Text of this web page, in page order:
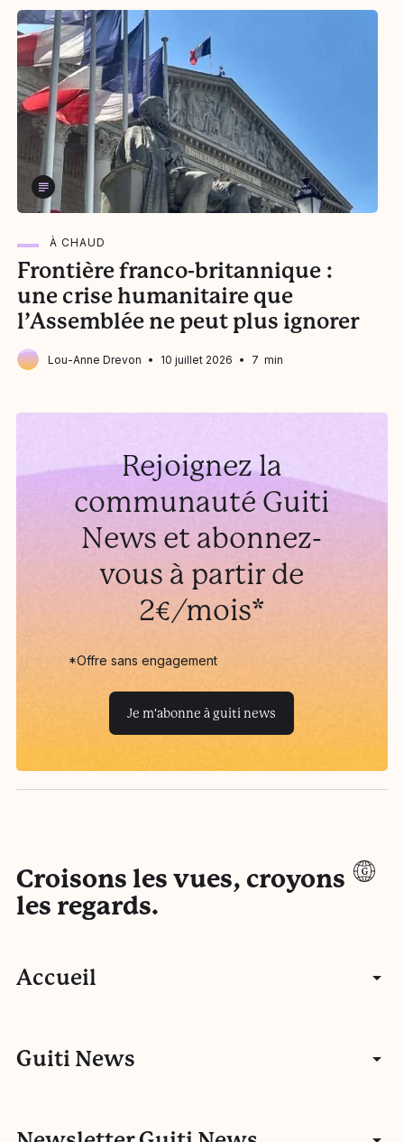
À CHAUD
Frontière franco-britannique :
une crise humanitaire que
l’Assemblée ne peut plus ignorer
Lou-Anne Drevon 10 juillet 2026 7 min
Rejoignez la
communauté Guiti
News et abonnez-
vous à partir de
2€/mois*
*Offre sans engagement
Je m'abonne à guiti news
Croisons les vues, croyons
les regards.
Accueil
Articles
Guiti News
Communauté